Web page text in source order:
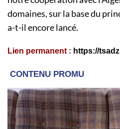
domaines, sur la base du
a-t-il encore lancé.
Lien permanent : https://